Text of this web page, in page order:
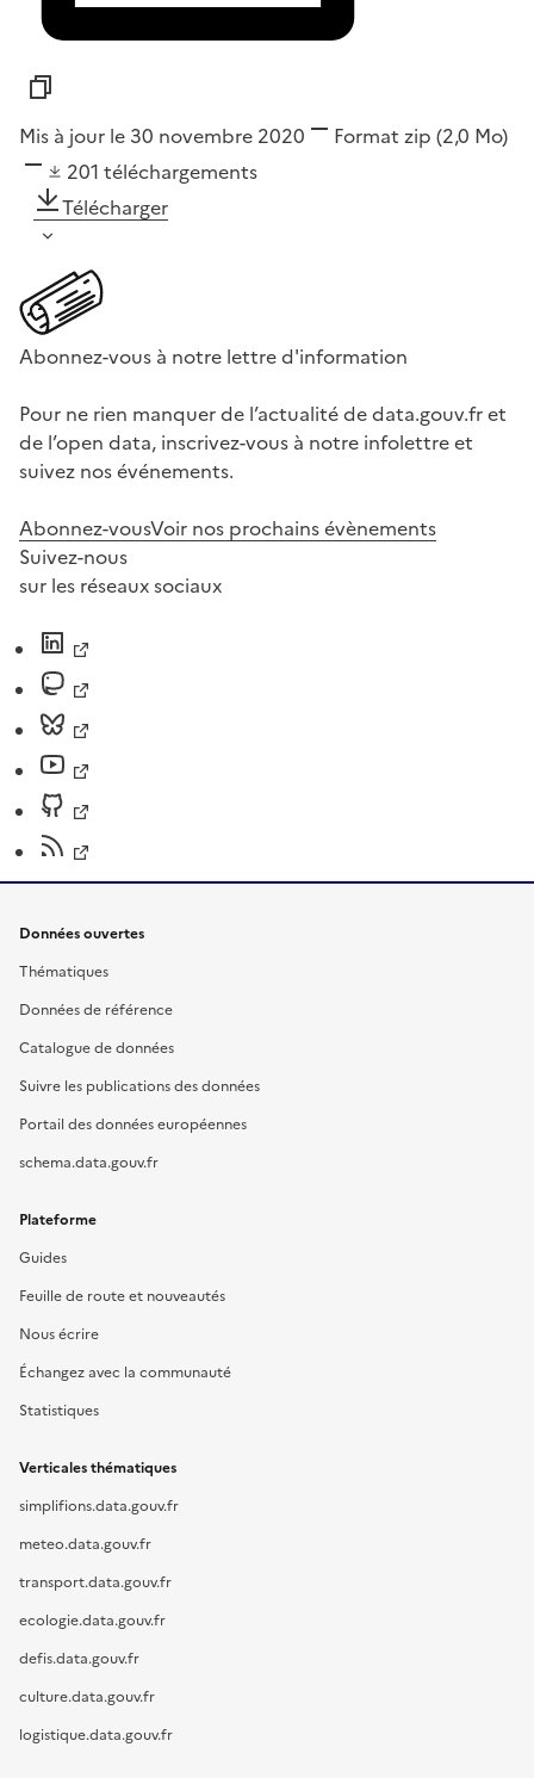
Mis à jour le 30 novembre 2020 Format zip (2,0 Mo)
201 téléchargements
Télécharger
Abonnez-vous à notre lettre d'information
Pour ne rien manquer de l’actualité de data.gouv.fr et
de l’open data, inscrivez-vous à notre infolettre et
suivez nos événements.
Abonnez-vousVoir nos prochains évènements
Suivez-nous
sur les réseaux sociaux
Données ouvertes
Thématiques
Données de référence
Catalogue de données
Suivre les publications des données
Portail des données européennes
schema.data.gouv.fr
Plateforme
Guides
Feuille de route et nouveautés
Nous écrire
Échangez avec la communauté
Statistiques
Verticales thématiques
simplifions.data.gouv.fr
meteo.data.gouv.fr
transport.data.gouv.fr
ecologie.data.gouv.fr
defis.data.gouv.fr
culture.data.gouv.fr
logistique.data.gouv.fr